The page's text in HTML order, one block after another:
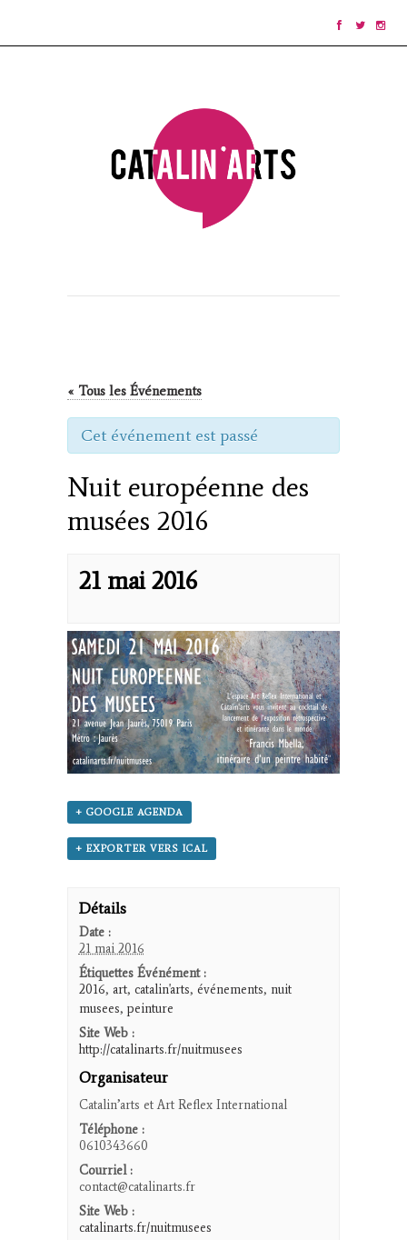
« Tous les Événements
Cet événement est passé
Nuit européenne des
musées 2016
21 mai 2016
+ GOOGLE AGENDA
+ EXPORTER VERS ICAL
Détails
Date :
21 mai 2016
Étiquettes Événément :
2016, art, catalin'arts, événements, nuit
musees, peinture
Site Web :
http://catalinarts.fr/nuitmusees
Organisateur
Catalin’arts et Art Reflex International
Téléphone :
0610343660
Courriel :
contact@catalinarts.fr
Site Web :
catalinarts.fr/nuitmusees